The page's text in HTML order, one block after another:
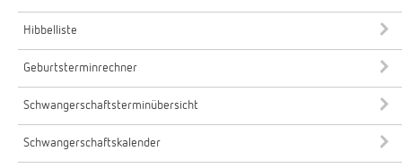
Hibbelliste
Geburtsterminrechner
Schwangerschaftsterminübersicht
Schwangerschaftskalender